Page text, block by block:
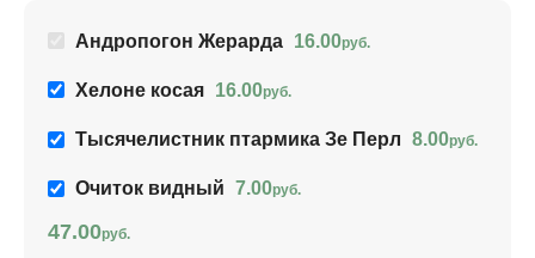
Андропогон Жерарда 16.00руб.
Хелоне косая 16.00руб.
Тысячелистник птармика Зе Перл 8.00руб.
Очиток видный 7.00руб.
47.00руб.